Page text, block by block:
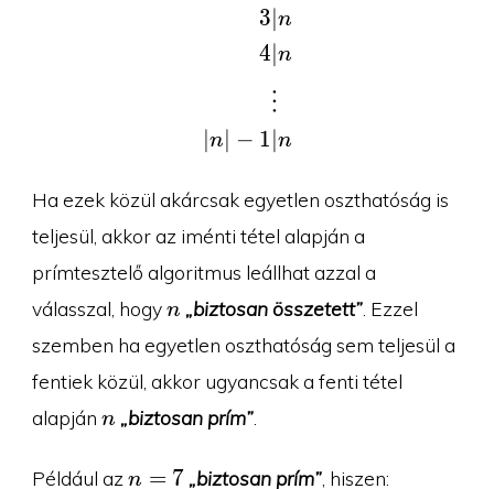
3
4
∣n∣ − 1
∣n
∣n
⋮
∣n
Ha ezek közül akárcsak egyetlen oszthatóság is
teljesül, akkor az iménti tétel alapján a
prímtesztelő algoritmus leállhat azzal a
válasszal, hogyn
n „biztosan összetett”. Ezzel
szemben ha egyetlen oszthatóság sem teljesül a
fentiek közül, akkor ugyancsak a fenti tétel
alapján n
n „biztosan prím”.
Például az n=7
n = 7 „biztosan prím” , hiszen: